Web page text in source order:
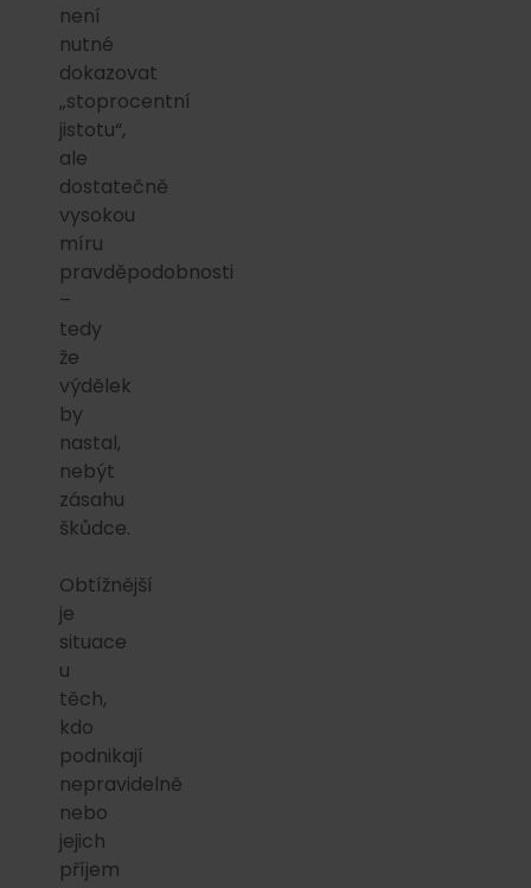
není
nutné
dokazovat
„stoprocentní
jistotu“,
ale
dostatečně
vysokou
míru
pravděpodobnosti
–
tedy
že
výdělek
by
nastal,
nebýt
zásahu
škůdce.
Obtížnější
je
situace
u
těch,
kdo
podnikají
nepravidelně
nebo
jejich
příjem